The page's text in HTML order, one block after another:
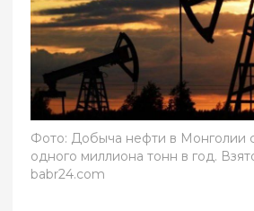
Фото: Добыча нефти в Монголии
одного миллиона тонн в год.
babr24.com